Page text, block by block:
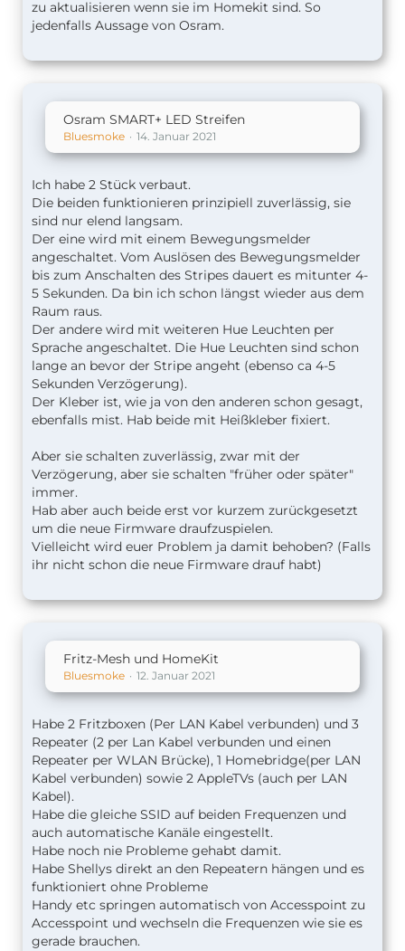
zu aktualisieren wenn sie im Homekit sind. So
jedenfalls Aussage von Osram.
Osram SMART+ LED Streifen
Bluesmoke 14. Januar 2021
Ich habe 2 Stück verbaut.
Die beiden funktionieren prinzipiell zuverlässig, sie
sind nur elend langsam.
Der eine wird mit einem Bewegungsmelder
angeschaltet. Vom Auslösen des Bewegungsmelder
bis zum Anschalten des Stripes dauert es mitunter 4-
5 Sekunden. Da bin ich schon längst wieder aus dem
Raum raus.
Der andere wird mit weiteren Hue Leuchten per
Sprache angeschaltet. Die Hue Leuchten sind schon
lange an bevor der Stripe angeht (ebenso ca 4-5
Sekunden Verzögerung).
Der Kleber ist, wie ja von den anderen schon gesagt,
ebenfalls mist. Hab beide mit Heißkleber fixiert.
Aber sie schalten zuverlässig, zwar mit der
Verzögerung, aber sie schalten "früher oder später"
immer.
Hab aber auch beide erst vor kurzem zurückgesetzt
um die neue Firmware draufzuspielen.
Vielleicht wird euer Problem ja damit behoben? (Falls
ihr nicht schon die neue Firmware drauf habt)
Fritz-Mesh und HomeKit
Bluesmoke 12. Januar 2021
Habe 2 Fritzboxen (Per LAN Kabel verbunden) und 3
Repeater (2 per Lan Kabel verbunden und einen
Repeater per WLAN Brücke), 1 Homebridge(per LAN
Kabel verbunden) sowie 2 AppleTVs (auch per LAN
Kabel).
Habe die gleiche SSID auf beiden Frequenzen und
auch automatische Kanäle eingestellt.
Habe noch nie Probleme gehabt damit.
Habe Shellys direkt an den Repeatern hängen und es
funktioniert ohne Probleme
Handy etc springen automatisch von Accesspoint zu
Accesspoint und wechseln die Frequenzen wie sie es
gerade brauchen.